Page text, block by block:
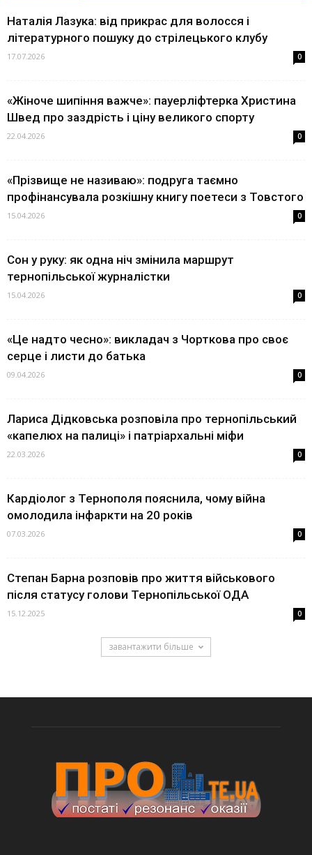
Наталія Лазука: від прикрас для волосся і
літературного пошуку до стрілецького клубу
17.07.2026 0
«Жіноче шипіння важче»: пауерліфтерка Христина
Швед про заздрість і ціну великого спорту
22.04.2026 0
«Прізвище не називаю»: подруга таємно
профінансувала розкішну книгу поетеси з Товстого
15.04.2026 0
Сон у руку: як одна ніч змінила маршрут
тернопільської журналістки
15.04.2026 0
«Це надто чесно»: викладач з Чорткова про своє
серце і листи до батька
09.04.2026 0
Лариса Дідковська розповіла про тернопільський
«капелюх на палиці» і патріархальні міфи
22.03.2026 0
Кардіолог з Тернополя пояснила, чому війна
омолодила інфаркти на 20 років
07.03.2026 0
Степан Барна розповів про життя військового
після статусу голови Тернопільської ОДА
15.12.2025 0
завантажити більше